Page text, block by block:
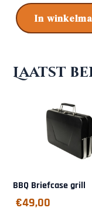
In
Laatst
BBQ Briefcase grill
€49,00